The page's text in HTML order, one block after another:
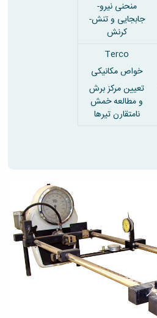
منحنی نیرو-
جابجایی و تنش-
کرنش
Terco
خواص مکانیکی
تعیین مرکز برش
و مطالعه خمش
نامتقارن تیرها